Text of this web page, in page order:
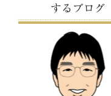
するブログ